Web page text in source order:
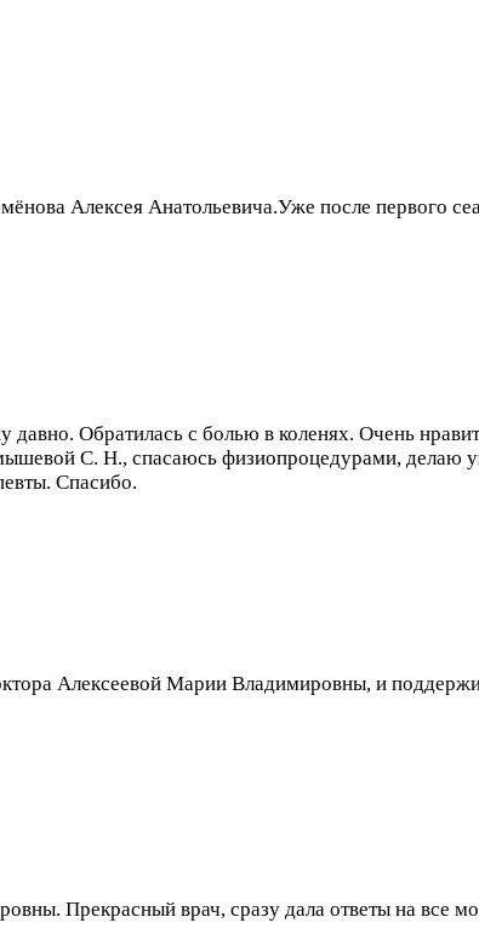
Алексея Анатольевича.Уже после первого
давно. Обратилась с болью в коленях. Очень
С. Н., спасаюсь физиопроцедурами, делаю
Спасибо.
Алексеевой Марии Владимировны, и
Прекрасный врач, сразу дала ответы на все